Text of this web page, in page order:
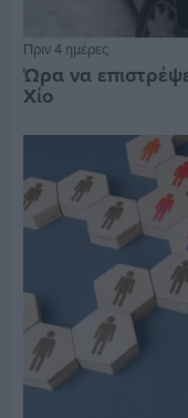
Πριν 4 ημέρες
Ώρα να
Χίο